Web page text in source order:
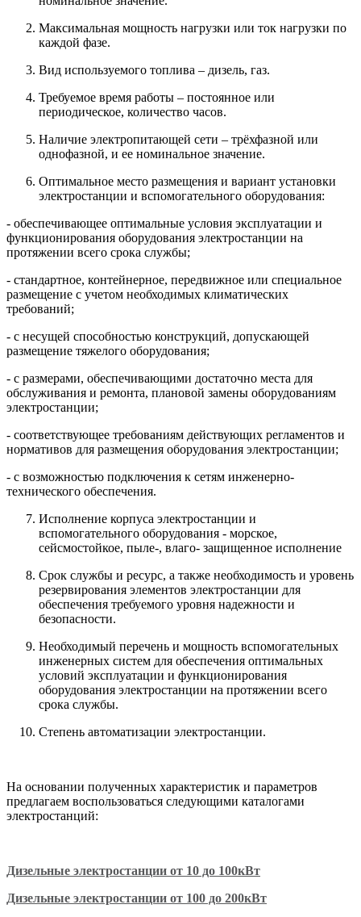
Максимальная мощность нагрузки или ток нагрузки по
каждой фазе.
Вид используемого топлива – дизель, газ.
Требуемое время работы – постоянное или
периодическое, количество часов.
Наличие электропитающей сети – трёхфазной или
однофазной, и ее номинальное значение.
Оптимальное место размещения и вариант установки
электростанции и вспомогательного оборудования:
- обеспечивающее оптимальные условия эксплуатации и
функционирования оборудования электростанции на
протяжении всего срока службы;
- стандартное, контейнерное, передвижное или специальное
размещение с учетом необходимых климатических
требований;
- с несущей способностью конструкций, допускающей
размещение тяжелого оборудования;
- с размерами, обеспечивающими достаточно места для
обслуживания и ремонта, плановой замены оборудованиям
электростанции;
- соответствующее требованиям действующих регламентов и
нормативов для размещения оборудования электростанции;
- с возможностью подключения к сетям инженерно-
технического обеспечения.
Исполнение корпуса электростанции и
вспомогательного оборудования - морское,
сейсмостойкое, пыле-, влаго- защищенное исполнение
Срок службы и ресурс, а также необходимость и уровень
резервирования элементов электростанции для
обеспечения требуемого уровня надежности и
безопасности.
Необходимый перечень и мощность вспомогательных
инженерных систем для обеспечения оптимальных
условий эксплуатации и функционирования
оборудования электростанции на протяжении всего
срока службы.
Степень автоматизации электростанции.
На основании полученных характеристик и параметров
предлагаем воспользоваться следующими каталогами
электростанций:
Дизельные электростанции от 10 до 100кВт
Дизельные электростанции от 100 до 200кВт